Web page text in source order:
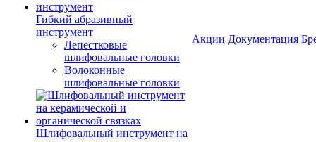
Гибкий абразивный
инструмент
Лепестковые
шлифовальные головки
Волоконные
шлифовальные головки
Шлифовальный инструмент на
Акции Документация